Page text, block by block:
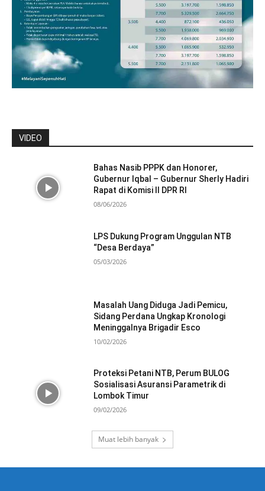
VIDEO
Bahas Nasib PPPK dan Honorer,
Gubernur Iqbal – Gubernur Sherly Hadiri
Rapat di Komisi II DPR RI
08/06/2026
LPS Dukung Program Unggulan NTB
“Desa Berdaya”
05/03/2026
Masalah Uang Diduga Jadi Pemicu,
Sidang Perdana Ungkap Kronologi
Meninggalnya Brigadir Esco
10/02/2026
Proteksi Petani NTB, Perum BULOG
Sosialisasi Asuransi Parametrik di
Lombok Timur
09/02/2026
Muat lebih banyak